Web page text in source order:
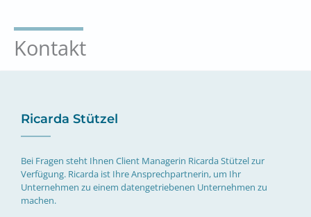
Kontakt
Ricarda Stützel
Bei Fragen steht Ihnen Client Managerin Ricarda Stützel zur
Verfügung. Ricarda ist Ihre Ansprechpartnerin, um Ihr
Unternehmen zu einem datengetriebenen Unternehmen zu
machen.